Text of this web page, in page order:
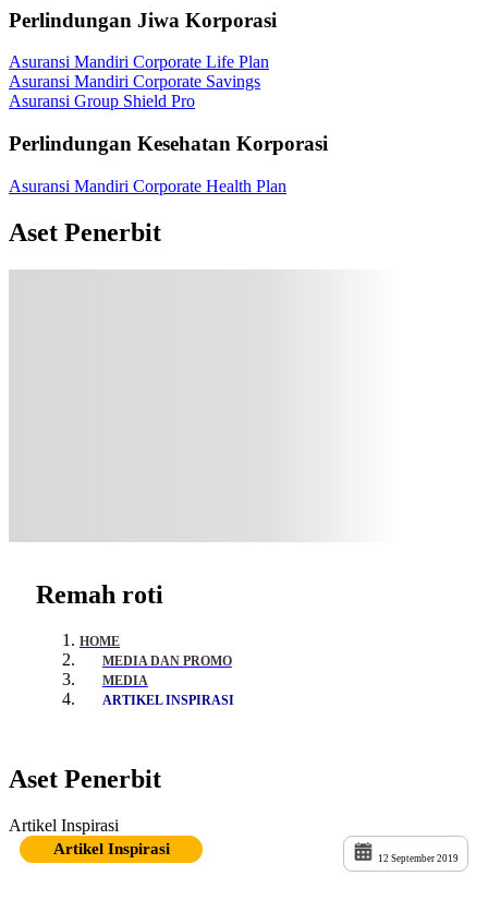
Perlindungan Jiwa Korporasi
Asuransi Mandiri Corporate Life Plan
Asuransi Mandiri Corporate Savings
Asuransi Group Shield Pro
Perlindungan Kesehatan Korporasi
Asuransi Mandiri Corporate Health Plan
Aset Penerbit
Remah roti
HOME
MEDIA DAN PROMO
MEDIA
ARTIKEL INSPIRASI
Aset Penerbit
Artikel Inspirasi
Artikel Inspirasi
12 September 2019